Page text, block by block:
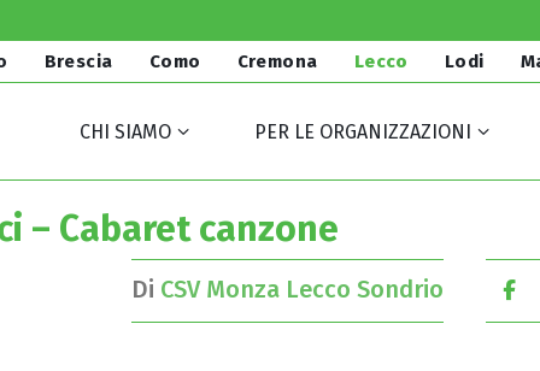
Brescia Como Cremona Lecco Lodi
CHI SIAMO PER LE ORGANIZZAZIONI
– Cabaret canzone
Di CSV Monza Lecco Sondrio